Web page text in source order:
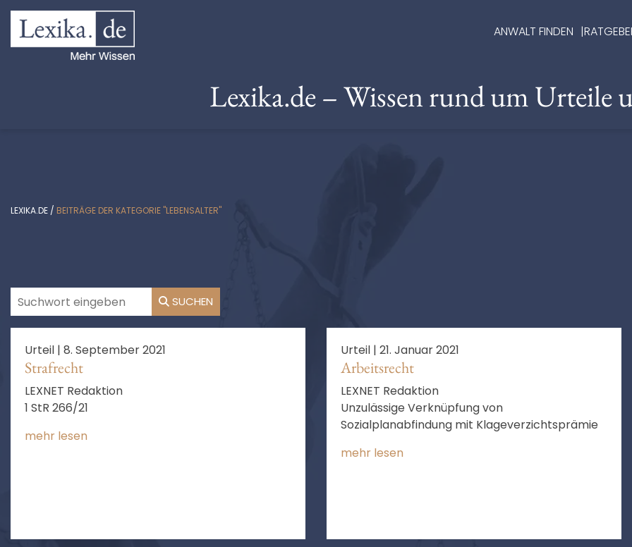
ANWALT FINDEN
Lexika.de – Wissen rund um Urteile
LEXIKA.DE / BEITRÄGE DER KATEGORIE "LEBENSALTER"
SUCHEN
Urteil | 8. September 2021
Strafrecht
LEXNET Redaktion
1 StR 266/21
mehr lesen
Urteil | 21. Januar 2021
Arbeitsrecht
LEXNET Redaktion
Unzulässige Verknüpfung von
Sozialplanabfindung mit Klageverzichtsprämie
mehr lesen